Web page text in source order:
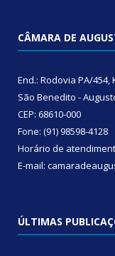
CÂMARA DE
End.: Rodovia PA/454,
São Benedito -
CEP: 68610-000
Fone: (91) 98598-4128
Horário de
E-mail:
ÚLTIMAS